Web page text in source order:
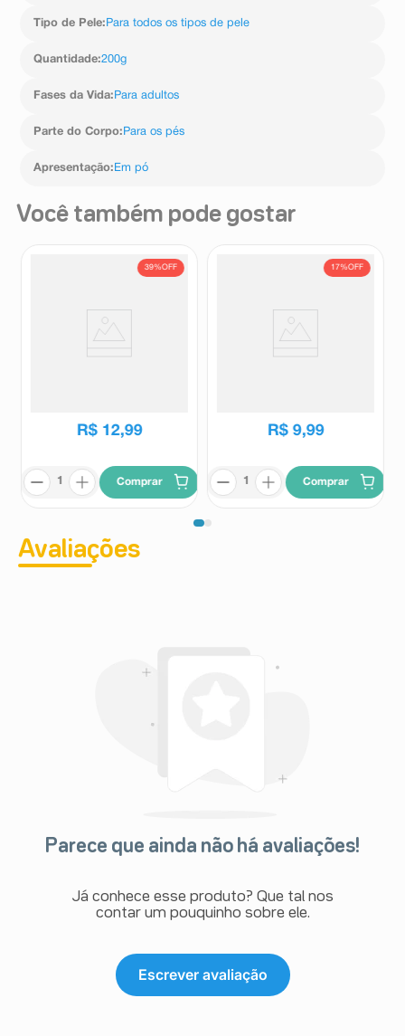
Tipo de Pele: Para todos os tipos de pele
Quantidade:200g
Fases da Vida: Para adultos
Parte do Corpo: Para os pés
Apresentação: Em pó
Você também pode gostar
39%OFF
R$ 12,99
Comprar
17%OFF
R$ 9,99
Comprar
Avaliações
Parece que ainda não há avaliações!
Já conhece esse produto? Que tal nos
contar um pouquinho sobre ele.
Escrever avaliação